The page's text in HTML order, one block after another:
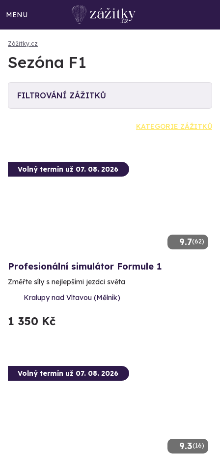
MENU
Zážitky.cz
Sezóna F1
FILTROVÁNÍ ZÁŽITKŮ
KATEGORIE ZÁŽITKŮ
9.7(62)
Volný termín už 07. 08. 2026
Profesionální simulátor Formule 1
Změřte síly s nejlepšími jezdci světa
Kralupy nad Vltavou (Mělník)
1 350 Kč
9.3(16)
Volný termín už 07. 08. 2026